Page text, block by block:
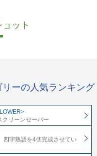
ット
リーの人気ランキング
クリーンセーバー
四字熟語を4個完成させてい